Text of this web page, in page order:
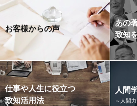
お客様からの声
あの
致知
仕事や人生に役立つ
致知活用法
人間
～人間